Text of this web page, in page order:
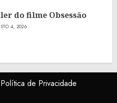
do filme Obsessão
4, 2026
Política de Privacidade